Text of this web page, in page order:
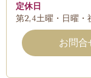
定休日
第2,4土曜・日曜・
お問合